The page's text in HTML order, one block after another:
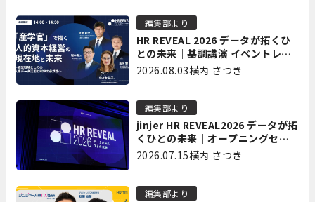
HR REVEAL 2026 データが拓くひ
との未来｜基調講演 イベントレポ
ート後編
編集部より
2026.08.03横内 さつき
jinjer HR REVEAL2026 データが拓
くひとの未来｜オープニングセッ
ション イベントレポート前編
編集部より
2026.07.15横内 さつき
編集部より